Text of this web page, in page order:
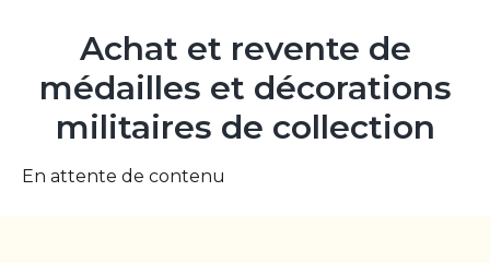
Achat et revente de
médailles et décorations
militaires de collection
En attente de contenu